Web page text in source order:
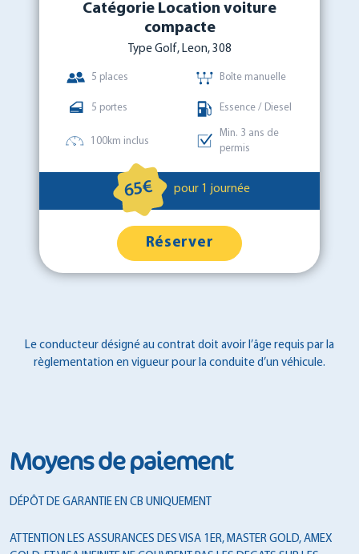
Catégorie Location voiture
compacte
Type Golf, Leon, 308
5 places Boîte manuelle
5 portes Essence / Diesel
100km inclus
Min. 3 ans de
permis
65€ pour 1 journée
Réserver
Le conducteur désigné au contrat doit avoir l’âge requis par la
règlementation en vigueur pour la conduite d’un véhicule.
Moyens de paiement
DÉPÔT DE GARANTIE EN CB UNIQUEMENT
ATTENTION LES ASSURANCES DES VISA 1ER, MASTER GOLD, AMEX